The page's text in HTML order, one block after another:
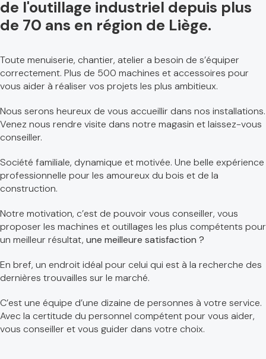
de l'outillage industriel depuis plus
de 70 ans en région de Liège.
Toute menuiserie, chantier, atelier a besoin de s’équiper
correctement. Plus de 500 machines et accessoires pour
vous aider à réaliser vos projets les plus ambitieux.
Nous serons heureux de vous accueillir dans nos installations.
Venez nous rendre visite dans notre magasin et laissez-vous
conseiller.
Société familiale, dynamique et motivée. Une belle expérience
professionnelle pour les amoureux du bois et de la
construction.
Notre motivation, c’est de pouvoir vous conseiller, vous
proposer les machines et outillages les plus compétents pour
un meilleur résultat, une meilleure satisfaction ?
En bref, un endroit idéal pour celui qui est à la recherche des
dernières trouvailles sur le marché.
C’est une équipe d’une dizaine de personnes à votre service.
Avec la certitude du personnel compétent pour vous aider,
vous conseiller et vous guider dans votre choix.